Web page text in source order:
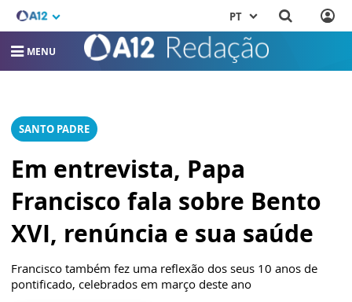
PT
MENU
SANTO PADRE
Em entrevista, Papa
Francisco fala sobre Bento
XVI, renúncia e sua saúde
Francisco também fez uma reflexão dos seus 10 anos de
pontificado, celebrados em março deste ano